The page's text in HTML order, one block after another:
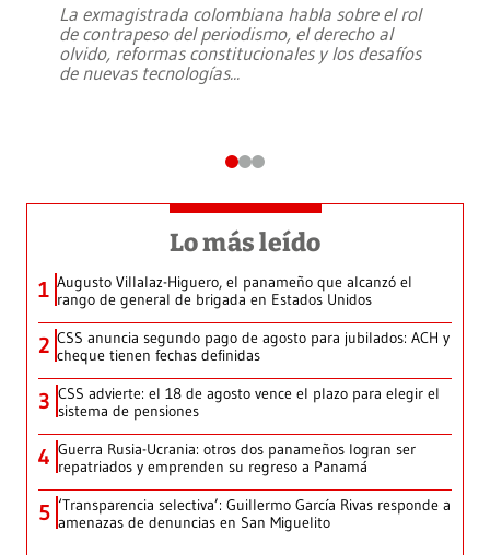
La exmagistrada colombiana habla sobre el rol
de contrapeso del periodismo, el derecho al
olvido, reformas constitucionales y los desafíos
de nuevas tecnologías...
Lo más leído
1 Augusto Villalaz-Higuero, el panameño que alcanzó el
rango de general de brigada en Estados Unidos
2 CSS anuncia segundo pago de agosto para jubilados: ACH y
cheque tienen fechas definidas
3 CSS advierte: el 18 de agosto vence el plazo para elegir el
sistema de pensiones
4 Guerra Rusia-Ucrania: otros dos panameños logran ser
repatriados y emprenden su regreso a Panamá
5 ‘Transparencia selectiva’: Guillermo García Rivas responde a
amenazas de denuncias en San Miguelito